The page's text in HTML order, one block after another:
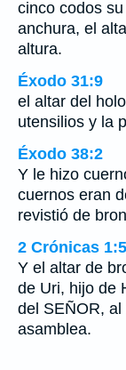
cinco codos
anchura, el
altura.
Éxodo 31:9
el altar del
utensilios y la
Éxodo 38:2
Y le hizo
cuernos eran
revistió de
2 Crónicas 1:5
Y el altar de
de Uri, hijo de
del SEÑOR,
asamblea.